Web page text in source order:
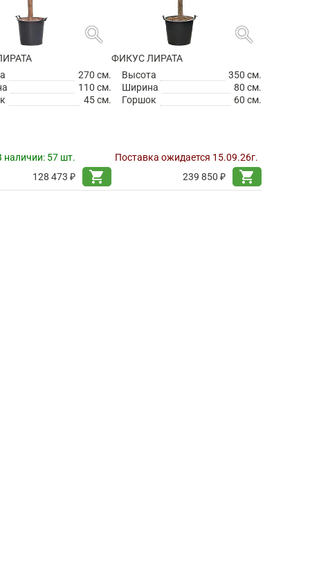
search
270 см.
110 см.
45 см.
наличии: 57 шт.
128 473 ₽
shopping_cart
search
ФИКУС ЛИРАТА
Высота
350 см.
Ширина
80 см.
Горшок
60 см.
Поставка ожидается 15.09.26г.
239 850 ₽
shopping_cart